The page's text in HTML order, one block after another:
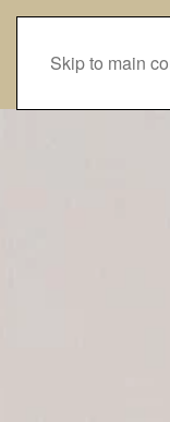
Skip to main